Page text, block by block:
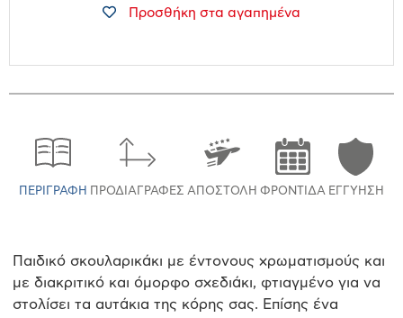
Προσθήκη στα αγαπημένα
ΠΕΡΙΓΡΑΦΉ ΠΡΟΔΙΑΓΡΑΦΈΣ ΑΠΟΣΤΟΛΉ ΦΡΟΝΤΊΔΑ ΕΓΓΎΗΣΗ
Παιδικό σκουλαρικάκι με έντονους χρωματισμούς και
με διακριτικό και όμορφο σχεδιάκι, φτιαγμένο για να
στολίσει τα αυτάκια της κόρης σας. Επίσης ένα